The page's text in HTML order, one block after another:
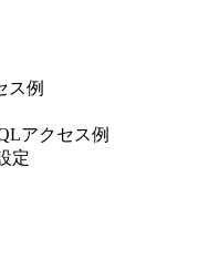
ス例
アクセス例
定